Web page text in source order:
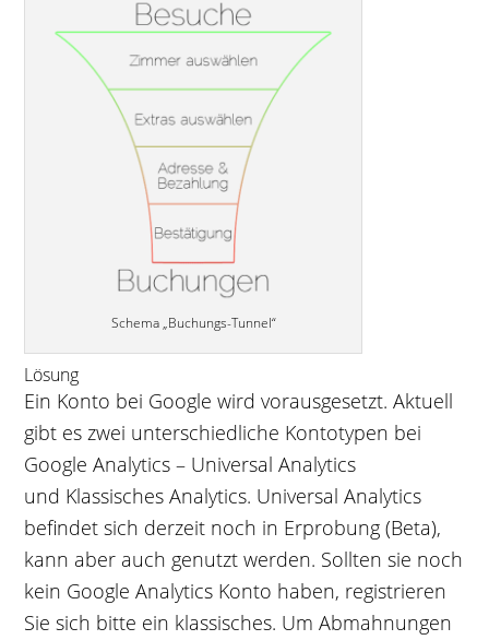
Schema „Buchungs-Tunnel“
Lösung
Ein Konto bei Google wird vorausgesetzt. Aktuell
gibt es zwei unterschiedliche Kontotypen bei
Google Analytics – Universal Analytics
und Klassisches Analytics. Universal Analytics
befindet sich derzeit noch in Erprobung (Beta),
kann aber auch genutzt werden. Sollten sie noch
kein Google Analytics Konto haben, registrieren
Sie sich bitte ein klassisches. Um Abmahnungen